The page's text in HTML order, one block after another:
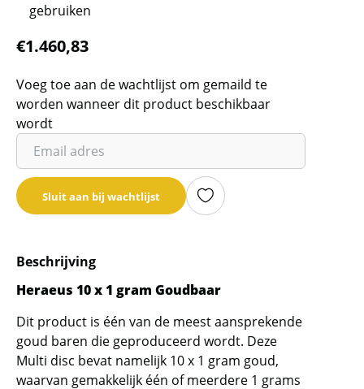
gebruiken
€1.460,83
Voeg toe aan de wachtlijst om gemaild te
worden wanneer dit product beschikbaar
wordt
Vul
je
email
adres
de
wachtlijst
dit
product
toe
Sluit aan bij wachtlijst
Beschrijving
Heraeus 10 x 1 gram Goudbaar
Dit product is één van de meest aansprekende
goud baren die geproduceerd wordt. Deze
Multi disc bevat namelijk 10 x 1 gram goud,
waarvan gemakkelijk één of meerdere 1 grams